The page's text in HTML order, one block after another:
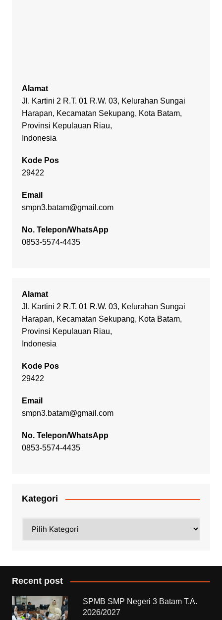
Alamat
Jl. Kartini 2 R.T. 01 R.W. 03, Kelurahan Sungai
Harapan, Kecamatan Sekupang, Kota Batam,
Provinsi Kepulauan Riau,
Indonesia
Kode Pos
29422
Email
smpn3.batam@gmail.com
No. Telepon/WhatsApp
0853-5574-4435
Alamat
Jl. Kartini 2 R.T. 01 R.W. 03, Kelurahan Sungai
Harapan, Kecamatan Sekupang, Kota Batam,
Provinsi Kepulauan Riau,
Indonesia
Kode Pos
29422
Email
smpn3.batam@gmail.com
No. Telepon/WhatsApp
0853-5574-4435
Kategori
Recent post
SPMB SMP Negeri 3 Batam T.A.
2026/2027